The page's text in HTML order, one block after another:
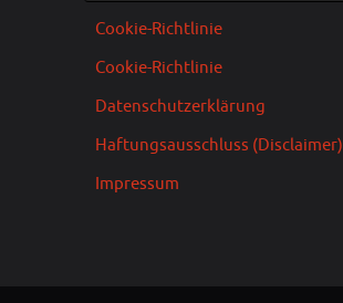
Cookie-Richtlinie
Cookie-Richtlinie
Datenschutzerklärung
Haftungsausschluss (Disclaimer)
Impressum